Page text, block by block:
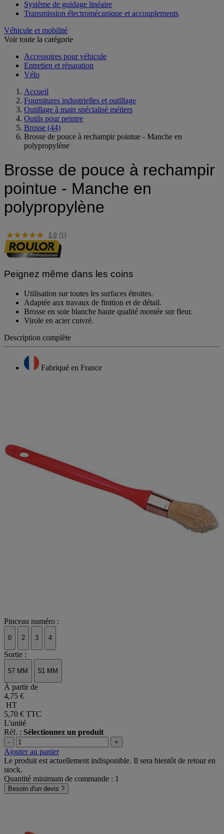
Système de guidage linéaire
Transmission électromécanique et accouplements
Véhicule et mobilité
Voir toute la catégorie
Accessoires pour véhicule
Entretien et réparation
Vélo
Accueil
Fournitures industrielles et outillage
Outillage à main spécialisé métiers
Outils pour peintre
Brosse (44)
Brosse de pouce à rechampir pointue - Manche en
polypropylène
Brosse de pouce à rechampir
pointue - Manche en
polypropylène
5.0 (1)
Peignez même dans les coins
Utilisation sur toutes les surfaces étroites.
Adaptée aux travaux de finition et de détail.
Brosse en soie blanche haute qualité montée sur fleur.
Virole en acier cuivré.
Description complète
Fabriqué en France
Pinceau numéro :
0 2 3 4
Sortie :
57 MM 51 MM
À partir de
4,75 €
HT
5,70 € TTC
L'unité
Réf. : Sélectionnez un produit
- +
Ajouter au panier
Le produit est actuellement indisponible. Il sera bientôt de retour en
stock.
Quantité minimum de commande : 1
Besoin d'un devis ?